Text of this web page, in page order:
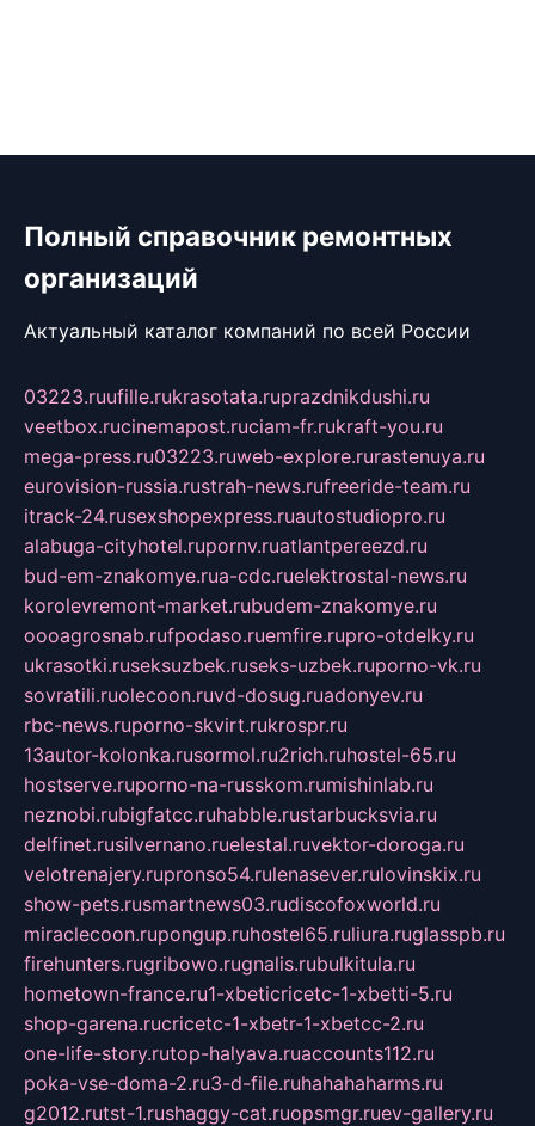
Полный справочник ремонтных
организаций
Актуальный каталог компаний по всей России
03223.ruufille.rukrasotata.ruprazdnikdushi.ru
veetbox.rucinemapost.ruciam-fr.rukraft-you.ru
mega-press.ru03223.ruweb-explore.rurastenuya.ru
eurovision-russia.rustrah-news.rufreeride-team.ru
itrack-24.rusexshopexpress.ruautostudiopro.ru
alabuga-cityhotel.rupornv.ruatlantpereezd.ru
bud-em-znakomye.rua-cdc.ruelektrostal-news.ru
korolevremont-market.rubudem-znakomye.ru
oooagrosnab.rufpodaso.ruemfire.rupro-otdelky.ru
ukrasotki.ruseksuzbek.ruseks-uzbek.ruporno-vk.ru
sovratili.ruolecoon.ruvd-dosug.ruadonyev.ru
rbc-news.ruporno-skvirt.rukrospr.ru
13autor-kolonka.rusormol.ru2rich.ruhostel-65.ru
hostserve.ruporno-na-russkom.rumishinlab.ru
neznobi.rubigfatcc.ruhabble.rustarbucksvia.ru
delfinet.rusilvernano.ruelestal.ruvektor-doroga.ru
velotrenajery.rupronso54.rulenasever.rulovinskix.ru
show-pets.rusmartnews03.rudiscofoxworld.ru
miraclecoon.rupongup.ruhostel65.ruliura.ruglasspb.ru
firehunters.rugribowo.rugnalis.rubulkitula.ru
hometown-france.ru1-xbeticricetc-1-xbetti-5.ru
shop-garena.rucricetc-1-xbetr-1-xbetcc-2.ru
one-life-story.rutop-halyava.ruaccounts112.ru
poka-vse-doma-2.ru3-d-file.ruhahahaharms.ru
g2012.rutst-1.rushaggy-cat.ruopsmgr.ruev-gallery.ru